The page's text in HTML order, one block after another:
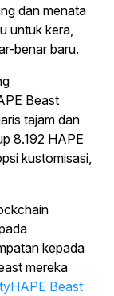
dan menata
untuk kera,
benar baru.
Beast
tajam dan
8.192 HAPE
kustomisasi,
kepada
mereka
Beast